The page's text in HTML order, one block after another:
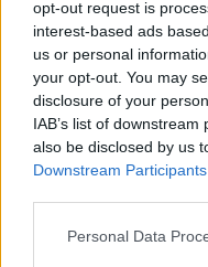
opt-out request is
interest-based ads
us or personal
your opt-out. You may
disclosure of your
IAB’s list of
also be disclosed by us
Downstream Participants
Please note that this
Personal Data
7 anni fa
In un clima
alleanze si
d’occhio, ogni gesto
riflettere i valori di